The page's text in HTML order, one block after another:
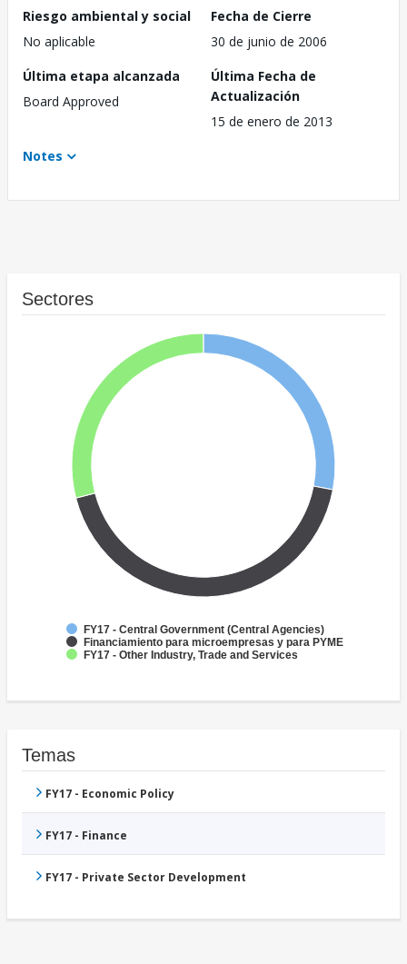
Riesgo ambiental y social
No aplicable
Fecha de Cierre
30 de junio de 2006
Última etapa alcanzada
Board Approved
Última Fecha de
Actualización
15 de enero de 2013
Notes
Sectores
FY17 - Central Government (Central Agencies)
Financiamiento para microempresas y para PYME
FY17 - Other Industry, Trade and Services
Temas
FY17 - Economic Policy
FY17 - Finance
FY17 - Private Sector Development